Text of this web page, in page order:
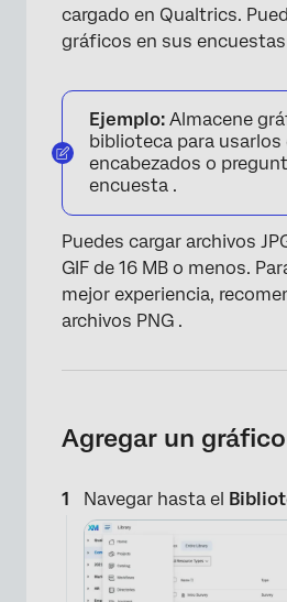
Preguntas frequentes
cargado en Qualtrics.
gráficos en sus
Ejemplo: Almacene
biblioteca para usarlos
encabezados o
encuesta .
Puedes cargar archivos
GIF de 16 MB o menos.
mejor experiencia,
archivos PNG .
Agregar un gráfico
Navegar hasta el